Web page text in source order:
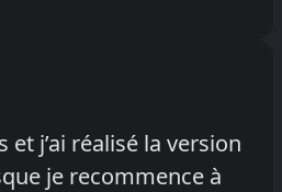
et j’ai réalisé la version
je recommence à